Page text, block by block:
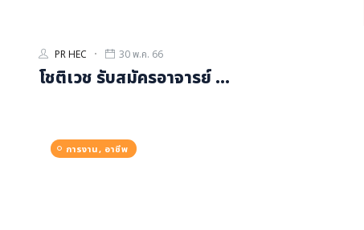
PR HEC 30 พ.ค. 66
โชติเวช รับสมัครอาจารย์ ...
การงาน, อาชีพ